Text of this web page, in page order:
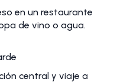
en un restaurante
de vino o agua.
central y viaje a